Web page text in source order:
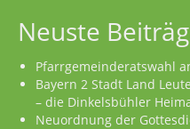
Neuste
Pfarrgemeinderatswahl
Bayern 2 Stadt Land
– die Dinkelsbühler
Neuordnung der